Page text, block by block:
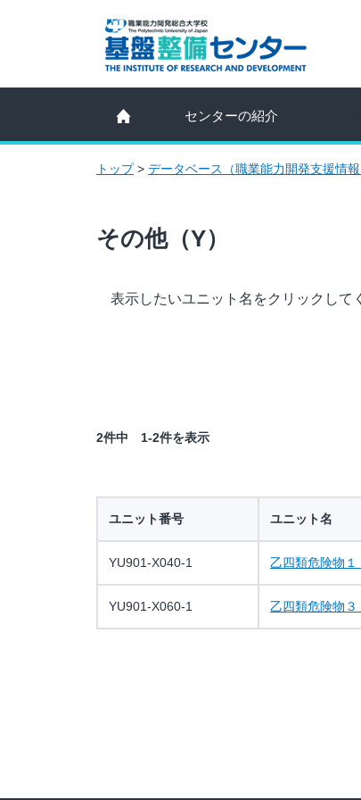
センターの紹介
トップ> データベース（職業能力開発支援情報
その他（Y）
表示したいユニット名をクリックして
2件中 1-2件を表示
ユニット番号 ユニット名
YU901-X040-1 乙四類危険物１
YU901-X060-1 乙四類危険物３